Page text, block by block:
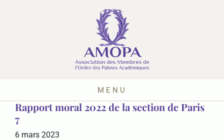
MENU
Rapport moral 2022 de la section de Paris
7
6 mars 2023